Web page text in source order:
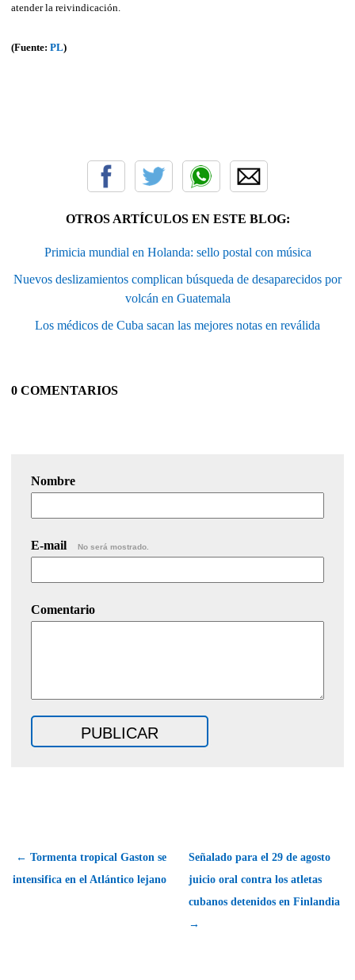
atender la reivindicación.
(Fuente: PL)
OTROS ARTÍCULOS EN ESTE BLOG:
Primicia mundial en Holanda: sello postal con música
Nuevos deslizamientos complican búsqueda de desaparecidos por
volcán en Guatemala
Los médicos de Cuba sacan las mejores notas en reválida
0 COMENTARIOS
Nombre
E-mail No será mostrado.
Comentario
← Tormenta tropical Gaston se
intensifica en el Atlántico lejano
Señalado para el 29 de agosto
juicio oral contra los atletas
cubanos detenidos en Finlandia
→